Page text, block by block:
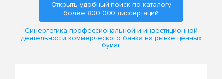
Открыть удобный поиск по каталогу
более 800 000 диссертаций
Синергетика профессиональной и инвестиционной
деятельности коммерческого банка на рынке ценных
бумаг